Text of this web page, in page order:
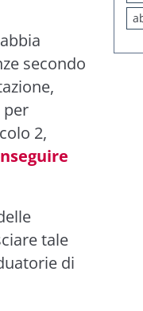
secondo
per
2,
tale
di